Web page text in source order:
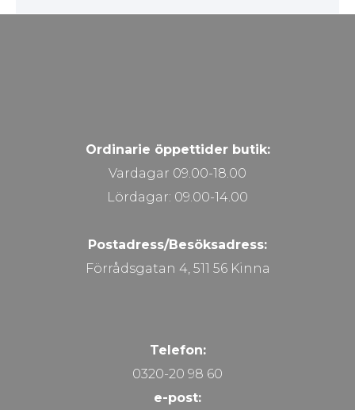
Ordinarie öppettider butik:
Vardagar 09.00-18.00
Lördagar: 09.00-14.00
Postadress/Besöksadress:
Förrådsgatan 4, 511 56 Kinna
Telefon:
0320-20 98 60
e-post: